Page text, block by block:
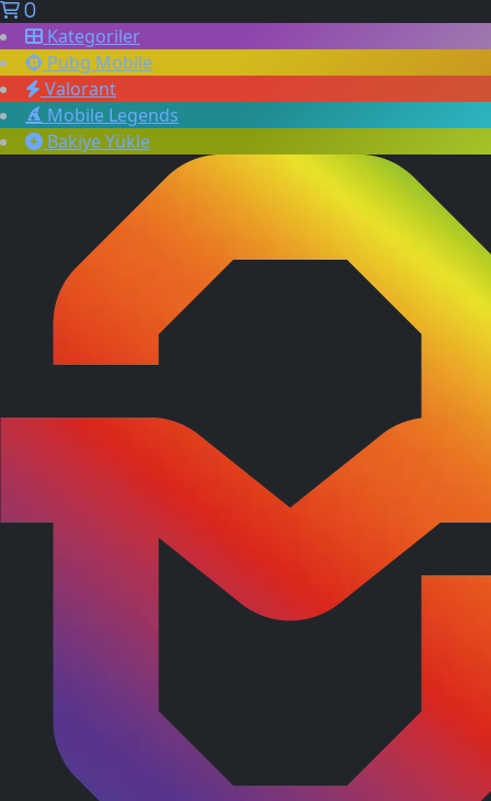
0
Kategoriler
Pubg Mobile
Valorant
Mobile Legends
Bakiye Yükle